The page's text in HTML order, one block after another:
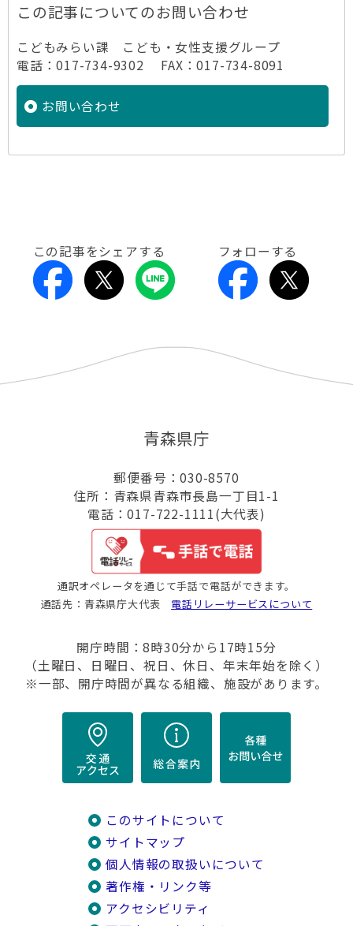
この記事についてのお問い合わせ
こどもみらい課 こども・女性支援グループ
電話：017-734-9302 FAX：017-734-8091
お問い合わせ
この記事をシェアする フォローする
青森県庁
郵便番号：030-8570
住所：青森県青森市長島一丁目1-1
電話：017-722-1111(大代表)
通訳オペレータを通じて手話で電話ができます。
通話先：青森県庁大代表 電話リレーサービスについて
開庁時間：8時30分から17時15分
（土曜日、日曜日、祝日、休日、年末年始を除く）
※一部、開庁時間が異なる組織、施設があります。
このサイトについて
サイトマップ
個人情報の取扱いについて
著作権・リンク等
アクセシビリティ